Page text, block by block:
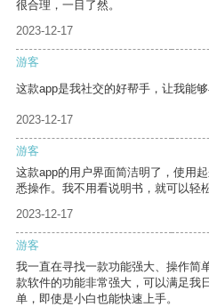
很合理，一目了然。
2023-12-17
游客
这款app是我社交的好帮手，让我能
2023-12-17
游客
这款app的用户界面简洁明了，使用
悉操作。我不用看说明书，就可以轻
2023-12-17
游客
我一直在寻找一款功能强大、操作简
款软件的功能非常强大，可以满足我
单，即使是小白也能快速上手。